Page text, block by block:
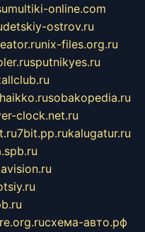
multiki-online.com
detskiy-ostrov.ru
nix-files.org.ru
sputnikyes.ru
haikko.rusobakopedia.ru
clock.net.ru
7bit.pp.rukalugatur.ru
схема-авто.рф